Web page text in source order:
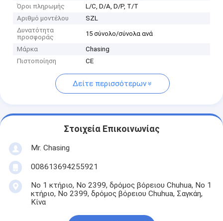
Όροι πληρωμής
L/C, D/A, D/P, T/T
Αριθμό μοντέλου
SZL
Δυνατότητα
προσφοράς
15 σύνολο/σύνολα ανά
Μάρκα
Chasing
Πιστοποίηση
CE
Δείτε περισσότερων
Στοιχεία Επικοινωνίας
Mr. Chasing
008613694255921
Νο 1 κτήριο, Νο 2399, δρόμος βόρειου Chuhua, Νο 1
κτήριο, Νο 2399, δρόμος βόρειου Chuhua, Σαγκάη,
Κίνα